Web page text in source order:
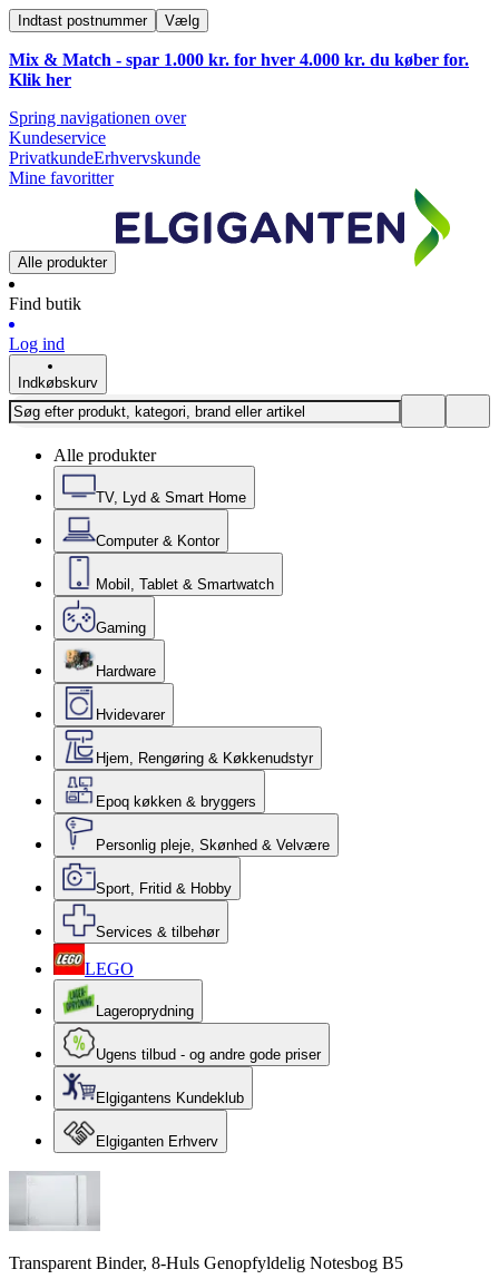
Indtast postnummer Vælg
Mix & Match - spar 1.000 kr. for hver 4.000 kr. du køber for.
Klik her
Spring navigationen over
Kundeservice
PrivatkundeErhvervskunde
Mine favoritter
Alle produkter
Find butik
Log ind
Indkøbskurv
Alle produkter
TV, Lyd & Smart Home
Computer & Kontor
Mobil, Tablet & Smartwatch
Gaming
Hardware
Hvidevarer
Hjem, Rengøring & Køkkenudstyr
Epoq køkken & bryggers
Personlig pleje, Skønhed & Velvære
Sport, Fritid & Hobby
Services & tilbehør
LEGO
Lageroprydning
Ugens tilbud - og andre gode priser
Elgigantens Kundeklub
Elgiganten Erhverv
Transparent Binder, 8-Huls Genopfyldelig Notesbog B5